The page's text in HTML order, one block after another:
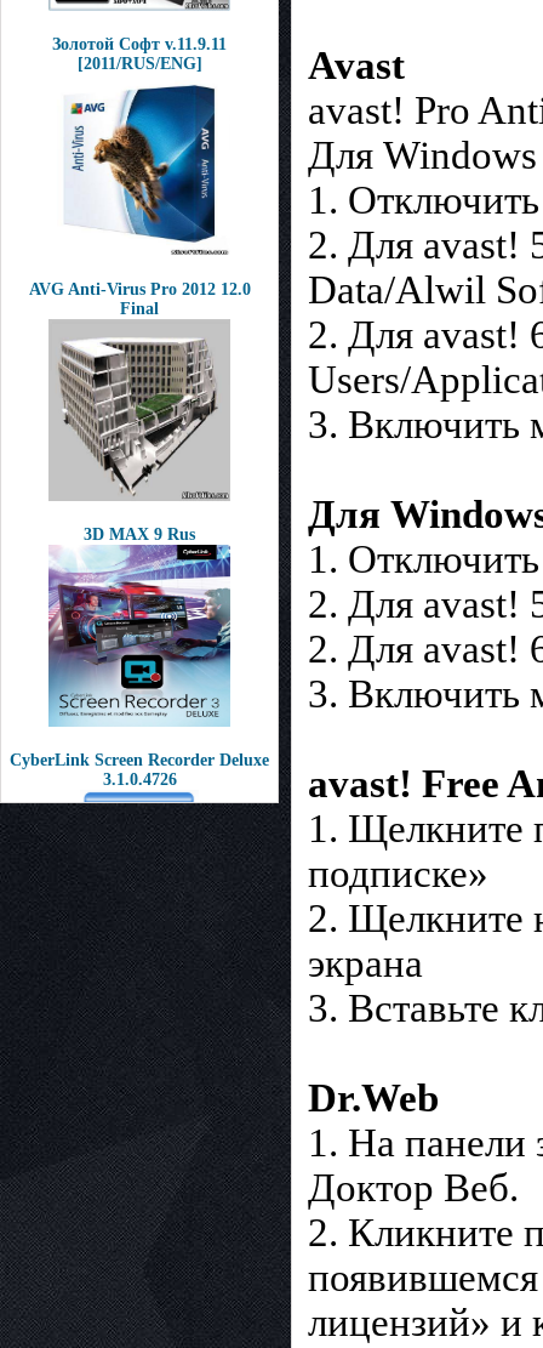
Золотой Софт v.11.9.11
[2011/RUS/ENG]
AVG Anti-Virus Pro 2012 12.0
Final
3D MAX 9 Rus
CyberLink Screen Recorder Deluxe
3.1.0.4726
Avast
avast! Pro
Для
1.
2. Для avast!
Data/Alwil
2. Для avast!
Users/
3. Включить
Для
1.
2. Для avast!
2. Для avast!
3. Включить
avast! Free
1. Щелкните
подписке»
2. Щелкните
экрана
3. Вставьте
Dr.Web
1. На панели
Доктор Веб.
2. Кликните
лицензий» и